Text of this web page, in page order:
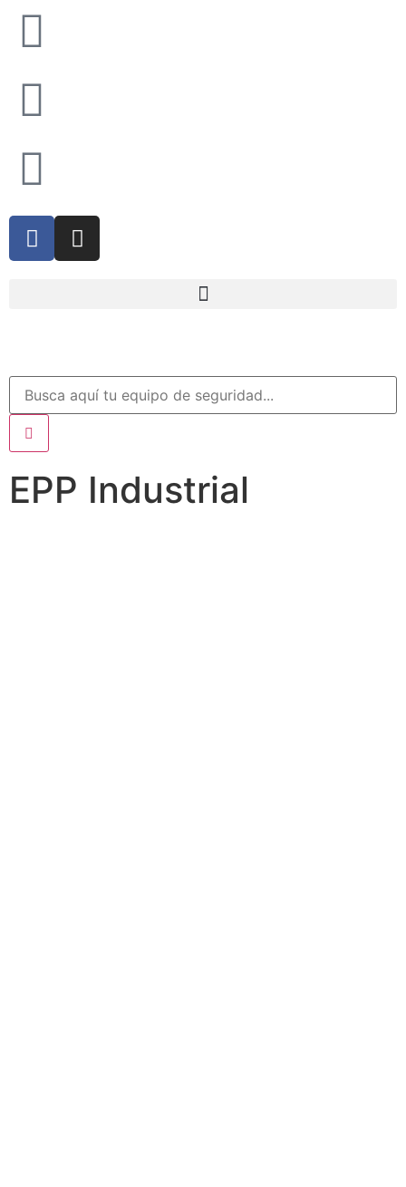
EPP Industrial